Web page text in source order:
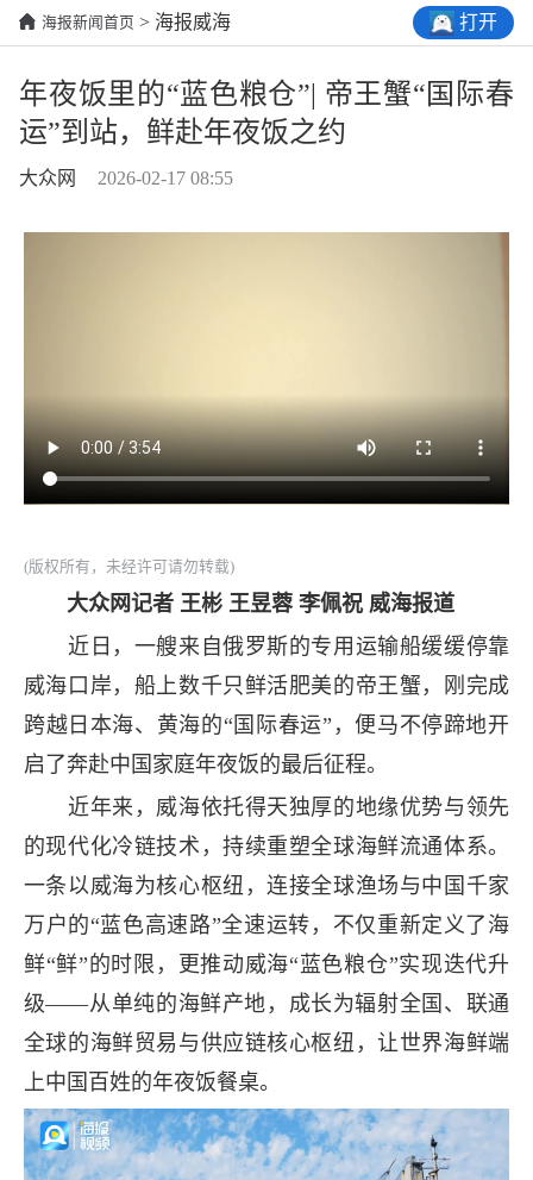
海报新闻首页 > 海报威海 打开
年夜饭里的“蓝色粮仓”| 帝王蟹“国际春
运”到站，鲜赴年夜饭之约
大众网 2026-02-17 08:55
(版权所有，未经许可请勿转载)
大众网记者 王彬 王昱蓉 李佩祝 威海报道
近日，一艘来自俄罗斯的专用运输船缓缓停靠
威海口岸，船上数千只鲜活肥美的帝王蟹，刚完成
跨越日本海、黄海的“国际春运”，便马不停蹄地开
启了奔赴中国家庭年夜饭的最后征程。
近年来，威海依托得天独厚的地缘优势与领先
的现代化冷链技术，持续重塑全球海鲜流通体系。
一条以威海为核心枢纽，连接全球渔场与中国千家
万户的“蓝色高速路”全速运转，不仅重新定义了海
鲜“鲜”的时限，更推动威海“蓝色粮仓”实现迭代升
级——从单纯的海鲜产地，成长为辐射全国、联通
全球的海鲜贸易与供应链核心枢纽，让世界海鲜端
上中国百姓的年夜饭餐桌。